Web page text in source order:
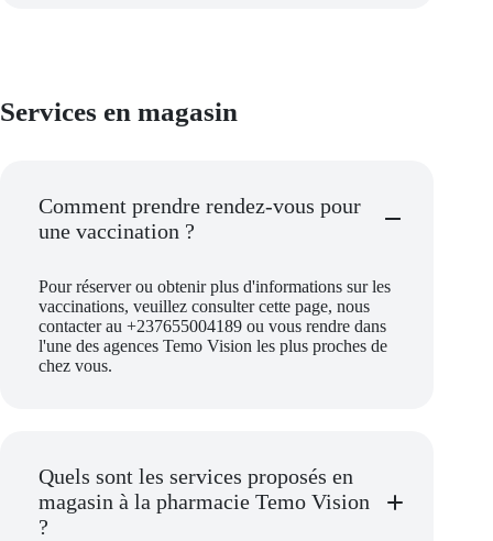
Services en magasin
Comment prendre rendez-vous pour
une vaccination ?
Pour réserver ou obtenir plus d'informations sur les
vaccinations, veuillez consulter cette page, nous
contacter au +237655004189 ou vous rendre dans
l'une des agences Temo Vision les plus proches de
chez vous.
Quels sont les services proposés en
magasin à la pharmacie Temo Vision
?